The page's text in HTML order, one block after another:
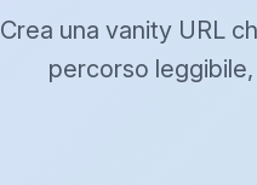
Crea una vanity URL
percorso